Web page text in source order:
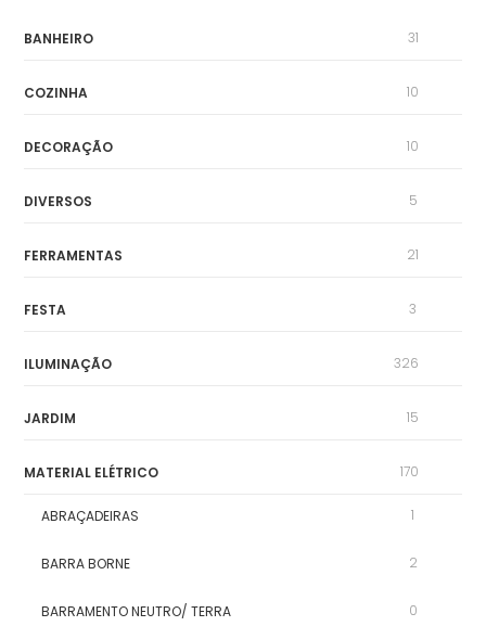
BANHEIRO 31
COZINHA 10
DECORAÇÃO 10
DIVERSOS 5
FERRAMENTAS 21
FESTA 3
ILUMINAÇÃO 326
JARDIM 15
MATERIAL ELÉTRICO 170
ABRAÇADEIRAS 1
BARRA BORNE 2
BARRAMENTO NEUTRO/ TERRA 0